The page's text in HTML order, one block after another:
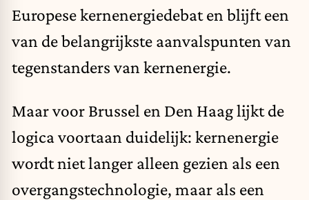
Europese kernenergiedebat en blijft een
van de belangrijkste aanvalspunten van
tegenstanders van kernenergie.
Maar voor Brussel en Den Haag lijkt de
logica voortaan duidelijk: kernenergie
wordt niet langer alleen gezien als een
overgangstechnologie, maar als een